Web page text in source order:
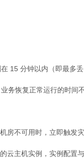
15 分钟以内（即最多
务恢复正常运行的时间
房不可用时，立即触发
云主机实例，实例配置